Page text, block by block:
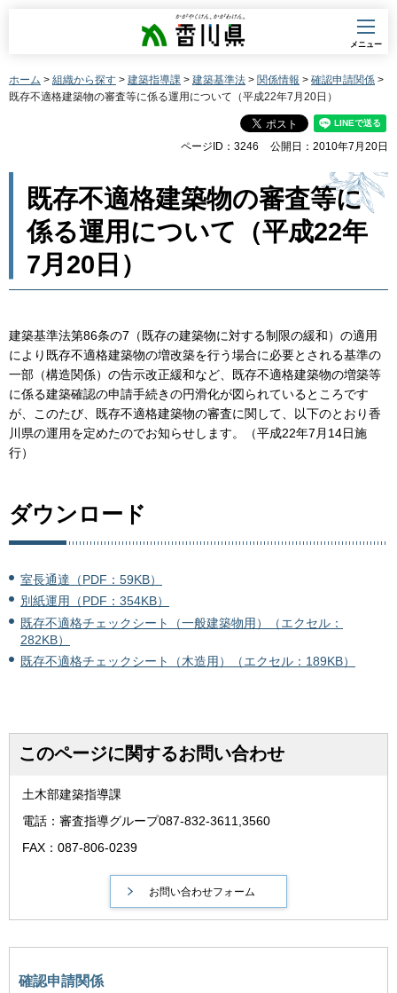
香川県
メニュー
ホーム > 組織から探す > 建築指導課 > 建築基準法 > 関係情報 > 確認申請関係 >
既存不適格建築物の審査等に係る運用について（平成22年7月20日）
ページID：3246 公開日：2010年7月20日
既存不適格建築物の審査等に
係る運用について（平成22年
7月20日）
建築基準法第86条の7（既存の建築物に対する制限の緩和）の適用
により既存不適格建築物の増改築を行う場合に必要とされる基準の
一部（構造関係）の告示改正緩和など、既存不適格建築物の増築等
に係る建築確認の申請手続きの円滑化が図られているところです
が、このたび、既存不適格建築物の審査に関して、以下のとおり香
川県の運用を定めたのでお知らせします。（平成22年7月14日施
行）
ダウンロード
室長通達（PDF：59KB）
別紙運用（PDF：354KB）
既存不適格チェックシート（一般建築物用）（エクセル：
282KB）
既存不適格チェックシート（木造用）（エクセル：189KB）
このページに関するお問い合わせ
土木部建築指導課
電話：審査指導グループ087-832-3611,3560
FAX：087-806-0239
確認申請関係